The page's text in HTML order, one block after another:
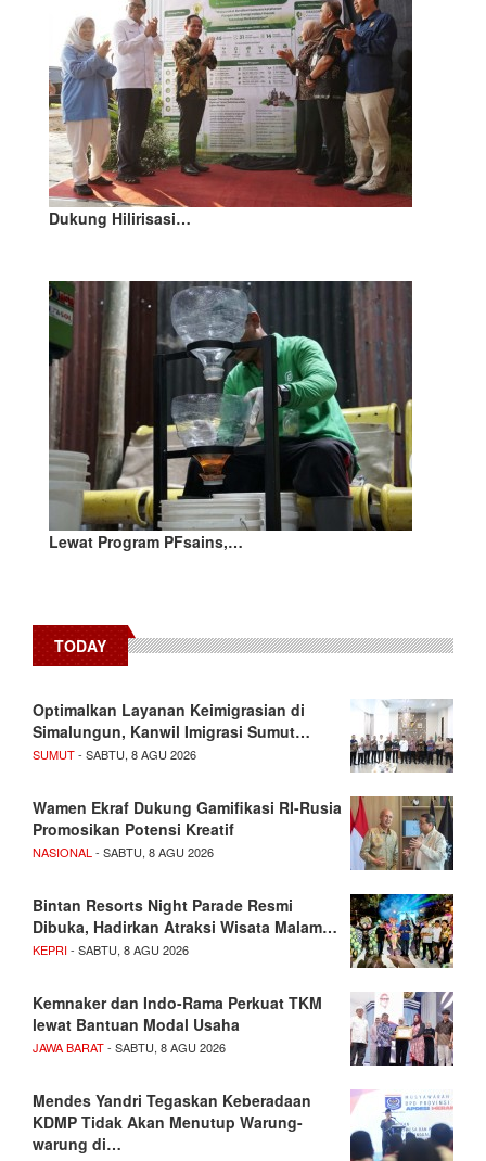
Dukung Hilirisasi…
Lewat Program PFsains,…
TODAY
Optimalkan Layanan Keimigrasian di
Simalungun, Kanwil Imigrasi Sumut…
SUMUT- SABTU, 8 AGU 2026
Wamen Ekraf Dukung Gamifikasi RI-Rusia
Promosikan Potensi Kreatif
NASIONAL- SABTU, 8 AGU 2026
Bintan Resorts Night Parade Resmi
Dibuka, Hadirkan Atraksi Wisata Malam…
KEPRI- SABTU, 8 AGU 2026
Kemnaker dan Indo-Rama Perkuat TKM
lewat Bantuan Modal Usaha
JAWA BARAT- SABTU, 8 AGU 2026
Mendes Yandri Tegaskan Keberadaan
KDMP Tidak Akan Menutup Warung-
warung di…